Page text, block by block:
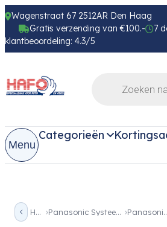
Wagenstraat 67 2512AR Den Haag
Gratis verzending van €100.-
7
klantbeoordeling: 4.3/5
Menu
Categorieën
Home Panasonic Systeemcamera